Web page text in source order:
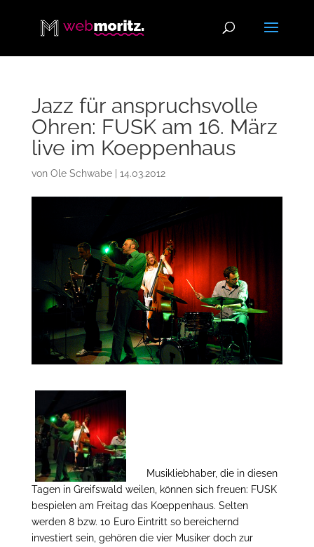
Jazz für anspruchsvolle
Ohren: FUSK am 16. März
live im Koeppenhaus
von Ole Schwabe| 14.03.2012
Musikliebhaber, die in diesen
Tagen in Greifswald weilen, können sich freuen: FUSK
bespielen am Freitag das Koeppenhaus. Selten
werden 8 bzw. 10 Euro Eintritt so bereichernd
investiert sein, gehören die vier Musiker doch zur